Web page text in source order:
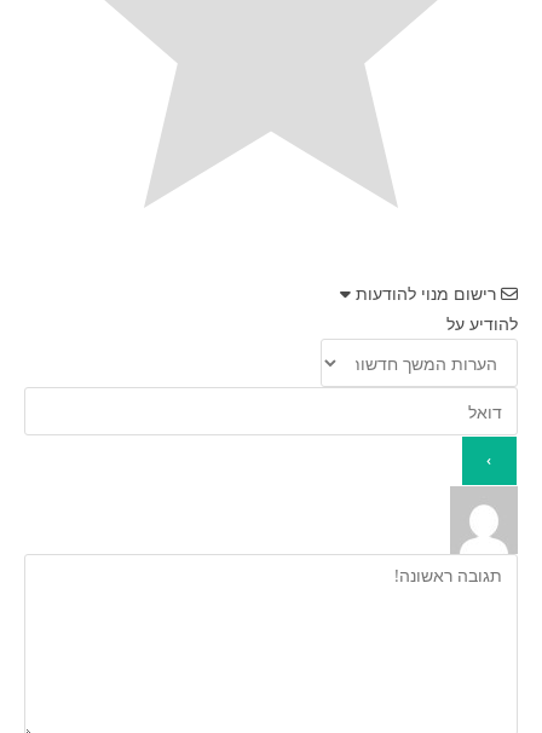
רישום מנוי להודעות
להודיע על